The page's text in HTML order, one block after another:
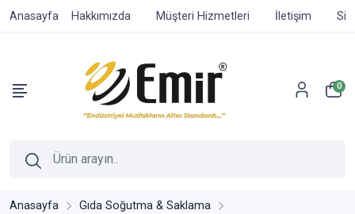
Anasayfa Hakkımızda Müşteri Hizmetleri İletişim
0
Anasayfa Gıda Soğutma & Saklama